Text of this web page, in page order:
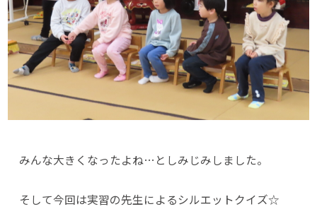
みんな大きくなったよね…としみじみしました。
そして今回は実習の先生によるシルエットクイズ☆